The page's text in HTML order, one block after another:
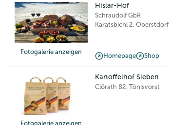
Fotogalerie anzeigen
Hislar-Hof
Schraudolf GbR
Karatsbichl 2, Oberstdorf
Homepage Shop
Fotogalerie anzeigen
Kartoffelhof Sieben
Clörath 82, Tönisvorst